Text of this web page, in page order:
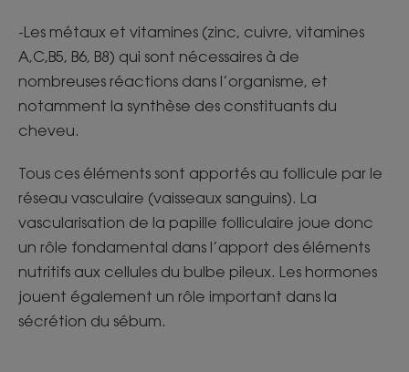
-Les métaux et vitamines (zinc, cuivre, vitamines
A,C,B5, B6, B8) qui sont nécessaires à de
nombreuses réactions dans l’organisme, et
notamment la synthèse des constituants du
cheveu.
Tous ces éléments sont apportés au follicule par le
réseau vasculaire (vaisseaux sanguins). La
vascularisation de la papille folliculaire joue donc
un rôle fondamental dans l’apport des éléments
nutritifs aux cellules du bulbe pileux. Les hormones
jouent également un rôle important dans la
sécrétion du sébum.